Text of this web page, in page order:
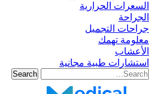
السعرات الحرارية
الجراحة
جراحات التجميل
معلومة تهمك
الأعشاب
استشارات طبية مجانية